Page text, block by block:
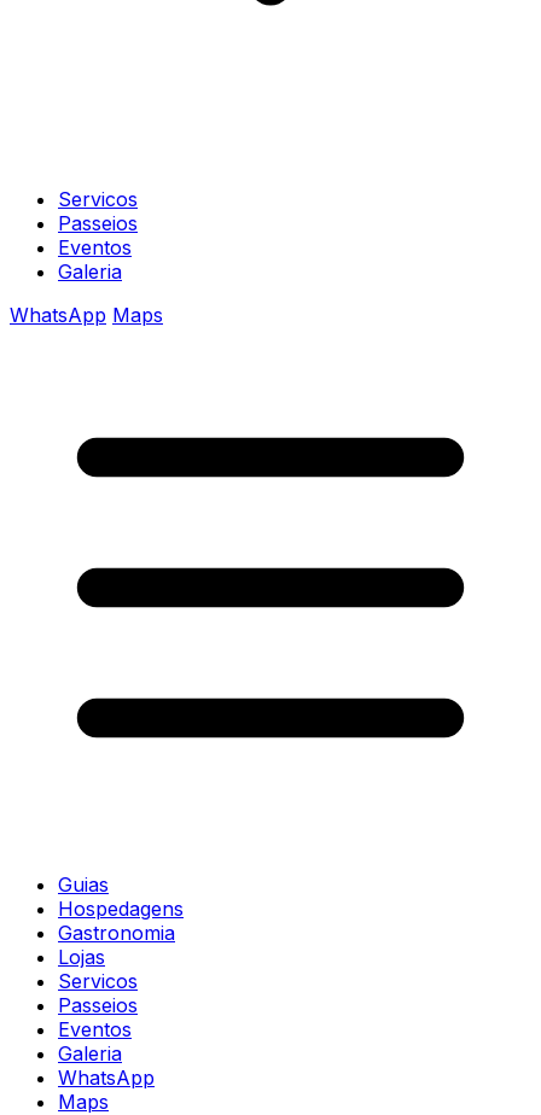
Servicos
Passeios
Eventos
Galeria
WhatsApp Maps
Guias
Hospedagens
Gastronomia
Lojas
Servicos
Passeios
Eventos
Galeria
WhatsApp
Maps